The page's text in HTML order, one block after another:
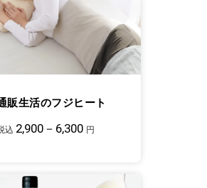
販生活のフジヒート
込 2,900－6,300 円